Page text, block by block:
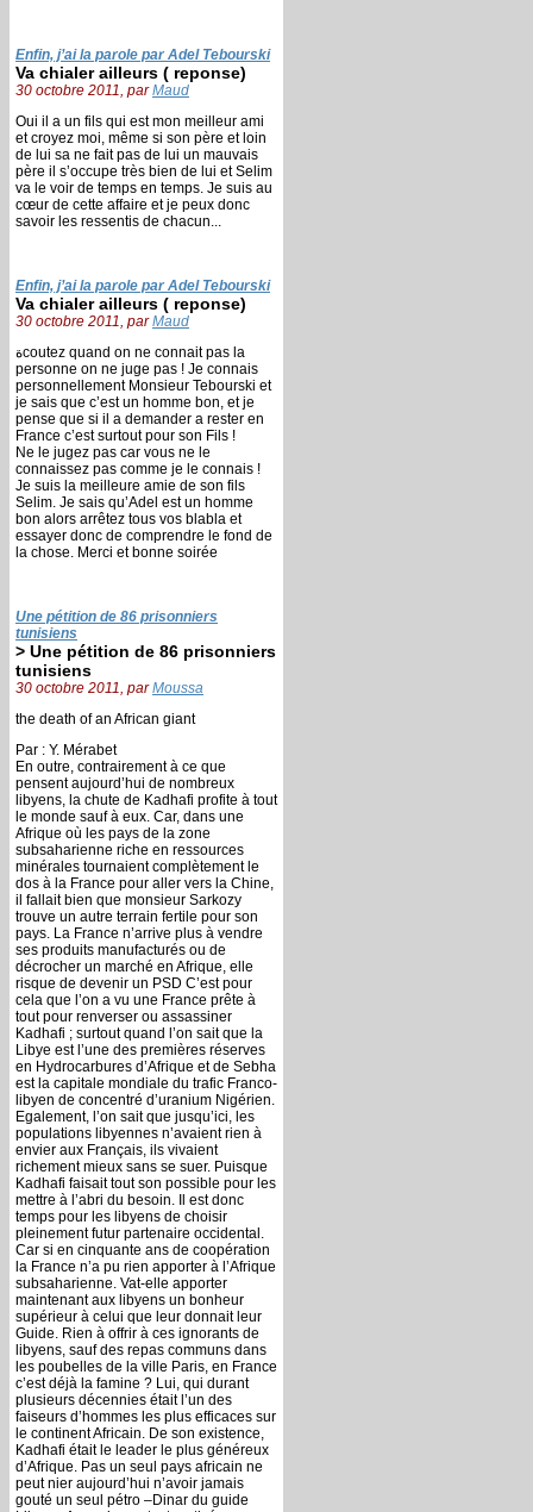
Enfin, j’ai la parole par Adel Tebourski
Va chialer ailleurs ( reponse)
30 octobre 2011, parMaud
Oui il a un fils qui est mon meilleur ami
et croyez moi, même si son père et loin
de lui sa ne fait pas de lui un mauvais
père il s’occupe très bien de lui et Selim
va le voir de temps en temps. Je suis au
cœur de cette affaire et je peux donc
savoir les ressentis de chacun...
Enfin, j’ai la parole par Adel Tebourski
Va chialer ailleurs ( reponse)
30 octobre 2011, parMaud
ةcoutez quand on ne connait pas la
personne on ne juge pas ! Je connais
personnellement Monsieur Tebourski et
je sais que c’est un homme bon, et je
pense que si il a demander a rester en
France c’est surtout pour son Fils !
Ne le jugez pas car vous ne le
connaissez pas comme je le connais !
Je suis la meilleure amie de son fils
Selim. Je sais qu’Adel est un homme
bon alors arrêtez tous vos blabla et
essayer donc de comprendre le fond de
la chose. Merci et bonne soirée
Une pétition de 86 prisonniers
tunisiens
> Une pétition de 86 prisonniers
tunisiens
30 octobre 2011, parMoussa
the death of an African giant
Par : Y. Mérabet
En outre, contrairement à ce que
pensent aujourd’hui de nombreux
libyens, la chute de Kadhafi profite à tout
le monde sauf à eux. Car, dans une
Afrique où les pays de la zone
subsaharienne riche en ressources
minérales tournaient complètement le
dos à la France pour aller vers la Chine,
il fallait bien que monsieur Sarkozy
trouve un autre terrain fertile pour son
pays. La France n’arrive plus à vendre
ses produits manufacturés ou de
décrocher un marché en Afrique, elle
risque de devenir un PSD C’est pour
cela que l’on a vu une France prête à
tout pour renverser ou assassiner
Kadhafi ; surtout quand l’on sait que la
Libye est l’une des premières réserves
en Hydrocarbures d’Afrique et de Sebha
est la capitale mondiale du trafic Franco-
libyen de concentré d’uranium Nigérien.
Egalement, l’on sait que jusqu’ici, les
populations libyennes n’avaient rien à
envier aux Français, ils vivaient
richement mieux sans se suer. Puisque
Kadhafi faisait tout son possible pour les
mettre à l’abri du besoin. Il est donc
temps pour les libyens de choisir
pleinement futur partenaire occidental.
Car si en cinquante ans de coopération
la France n’a pu rien apporter à l’Afrique
subsaharienne. Vat-elle apporter
maintenant aux libyens un bonheur
supérieur à celui que leur donnait leur
Guide. Rien à offrir à ces ignorants de
libyens, sauf des repas communs dans
les poubelles de la ville Paris, en France
c’est déjà la famine ? Lui, qui durant
plusieurs décennies était l’un des
faiseurs d’hommes les plus efficaces sur
le continent Africain. De son existence,
Kadhafi était le leader le plus généreux
d’Afrique. Pas un seul pays africain ne
peut nier aujourd’hui n’avoir jamais
gouté un seul pétro –Dinar du guide